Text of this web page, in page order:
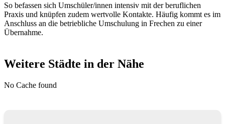
So befassen sich Umschüler/innen intensiv mit der beruflichen
Praxis und knüpfen zudem wertvolle Kontakte. Häufig kommt es im
Anschluss an die betriebliche Umschulung in Frechen zu einer
Übernahme.
Weitere Städte in der Nähe
No Cache found